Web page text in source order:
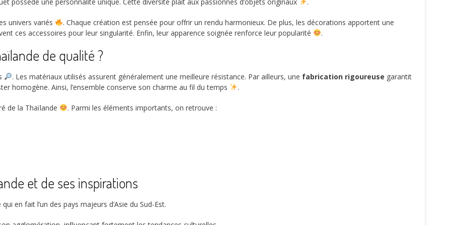
univers variés
. Chaque création est pensée pour offrir un rendu harmonieux. De plus, les décorations apportent une
ces accessoires pour leur singularité. Enfin, leur apparence soignée renforce leur popularité
.
de qualité ?
. Les matériaux utilisés assurent généralement une meilleure résistance. Par ailleurs, une fabrication rigoureuse garantit
homogène. Ainsi, l’ensemble conserve son charme au fil du temps
.
de la Thaïlande . Parmi les éléments importants, on retrouve :
et de ses inspirations
en fait l’un des pays majeurs d’Asie du Sud-Est.